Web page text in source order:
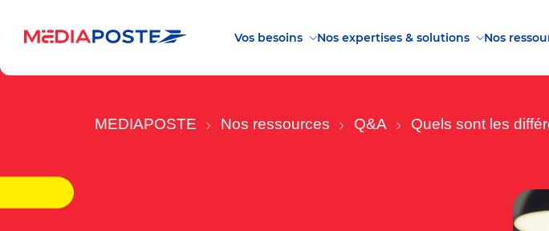
Vos besoins Nos expertises & solutions Nos
MEDIAPOSTE Nos ressources Q&A Quels sont les